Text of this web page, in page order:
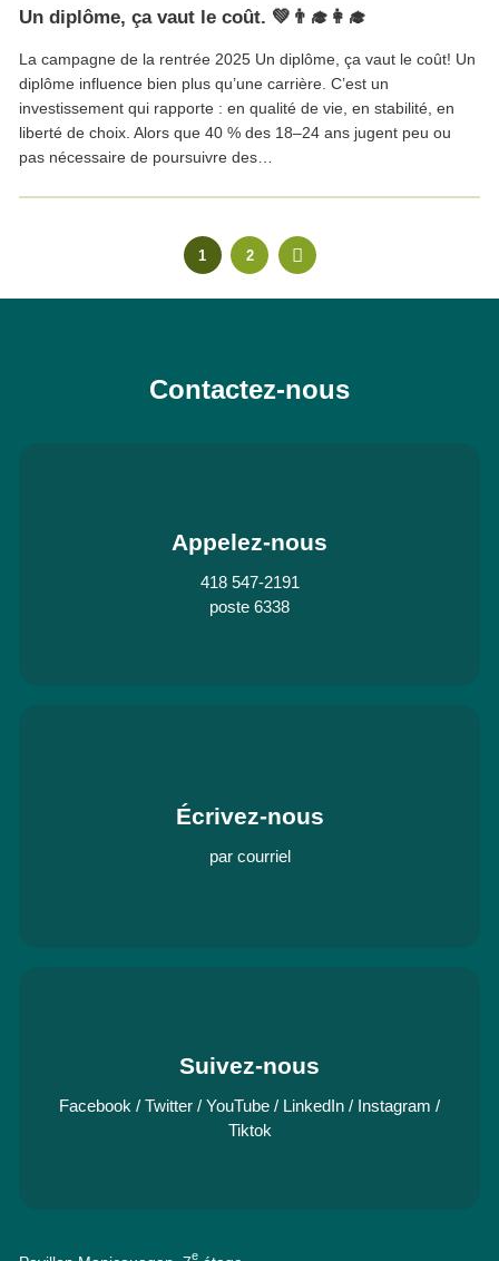
Un diplôme, ça vaut le coût. 💚👨‍🎓👩‍🎓
La campagne de la rentrée 2025 Un diplôme, ça vaut le coût! Un
diplôme influence bien plus qu’une carrière. C’est un
investissement qui rapporte : en qualité de vie, en stabilité, en
liberté de choix. Alors que 40 % des 18–24 ans jugent peu ou
pas nécessaire de poursuivre des…
1 2
Contactez-nous
Appelez-nous
418 547-2191
poste 6338
Écrivez-nous
par courriel
Suivez-nous
Facebook / Twitter / YouTube / LinkedIn / Instagram /
Tiktok
e